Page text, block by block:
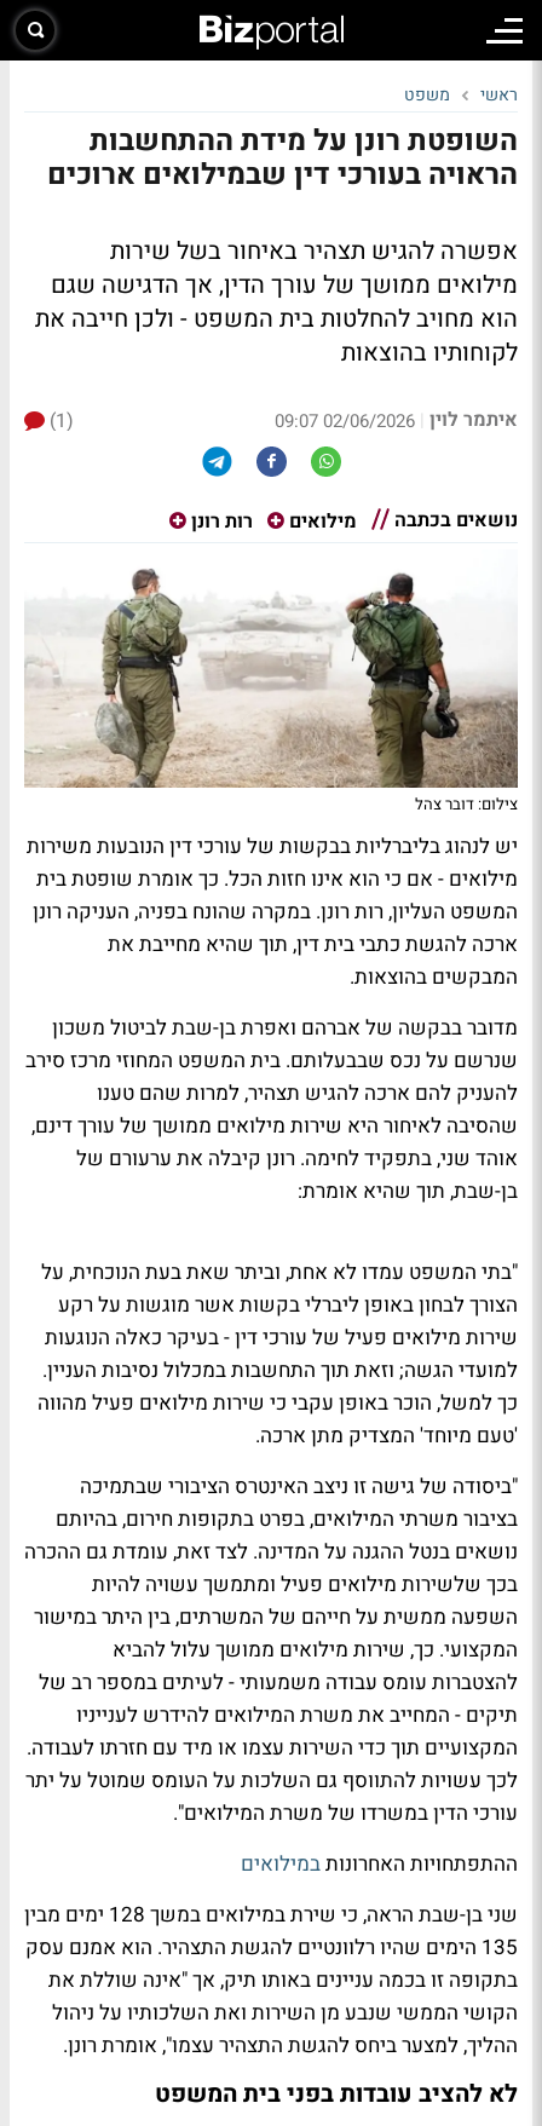
ראשי משפט
השופטת רונן על מידת ההתחשבות
הראויה בעורכי דין שבמילואים ארוכים
אפשרה להגיש תצהיר באיחור בשל שירות
מילואים ממושך של עורך הדין, אך הדגישה שגם
הוא מחויב להחלטות בית המשפט - ולכן חייבה את
לקוחותיו בהוצאות
איתמר לוין |
02/06/2026 09:07
(1)
נושאים בכתבה מילואים רות רונן
צילום: דובר צהל
יש לנהוג בליברליות בבקשות של עורכי דין הנובעות משירות
מילואים - אם כי הוא אינו חזות הכל. כך אומרת שופטת בית
המשפט העליון, רות רונן. במקרה שהונח בפניה, העניקה רונן
ארכה להגשת כתבי בית דין, תוך שהיא מחייבת את
המבקשים בהוצאות.
מדובר בבקשה של אברהם ואפרת בן-שבת לביטול משכון
שנרשם על נכס שבבעלותם. בית המשפט המחוזי מרכז סירב
להעניק להם ארכה להגיש תצהיר, למרות שהם טענו
שהסיבה לאיחור היא שירות מילואים ממושך של עורך דינם,
אוהד שני, בתפקיד לחימה. רונן קיבלה את ערעורם של
בן-שבת, תוך שהיא אומרת:
"בתי המשפט עמדו לא אחת, וביתר שאת בעת הנוכחית, על
הצורך לבחון באופן ליברלי בקשות אשר מוגשות על רקע
שירות מילואים פעיל של עורכי דין - בעיקר כאלה הנוגעות
למועדי הגשה; וזאת תוך התחשבות במכלול נסיבות העניין.
כך למשל, הוכר באופן עקבי כי שירות מילואים פעיל מהווה
'טעם מיוחד' המצדיק מתן ארכה.
"ביסודה של גישה זו ניצב האינטרס הציבורי שבתמיכה
בציבור משרתי המילואים, בפרט בתקופות חירום, בהיותם
נושאים בנטל ההגנה על המדינה. לצד זאת, עומדת גם ההכרה
בכך שלשירות מילואים פעיל ומתמשך עשויה להיות
השפעה ממשית על חייהם של המשרתים, בין היתר במישור
המקצועי. כך, שירות מילואים ממושך עלול להביא
להצטברות עומס עבודה משמעותי - לעיתים במספר רב של
תיקים - המחייב את משרת המילואים להידרש לענייניו
המקצועיים תוך כדי השירות עצמו או מיד עם חזרתו לעבודה.
לכך עשויות להתווסף גם השלכות על העומס שמוטל על יתר
עורכי הדין במשרדו של משרת המילואים".
ההתפתחויות האחרונותבמילואים
שני בן-שבת הראה, כי שירת במילואים במשך 128 ימים מבין
135 הימים שהיו רלוונטיים להגשת התצהיר. הוא אמנם עסק
בתקופה זו בכמה עניינים באותו תיק, אך "אינה שוללת את
הקושי הממשי שנבע מן השירות ואת השלכותיו על ניהול
ההליך, למצער ביחס להגשת התצהיר עצמו", אומרת רונן.
לא להציב עובדות בפני בית המשפט